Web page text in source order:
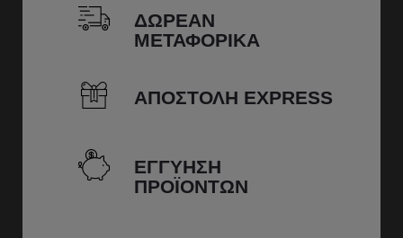
ΔΩΡΕΑΝ
ΜΕΤΑΦΟΡΙΚΑ
ΑΠΟΣΤΟΛΗ EXPRESS
ΕΓΓΥΗΣΗ
ΠΡΟΪΟΝΤΩΝ